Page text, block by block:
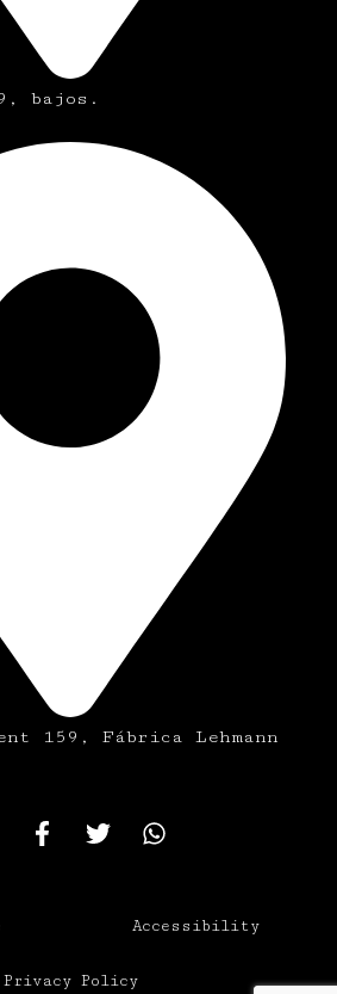
bajos.
159, Fábrica Lehmann
Accessibility
Privacy Policy